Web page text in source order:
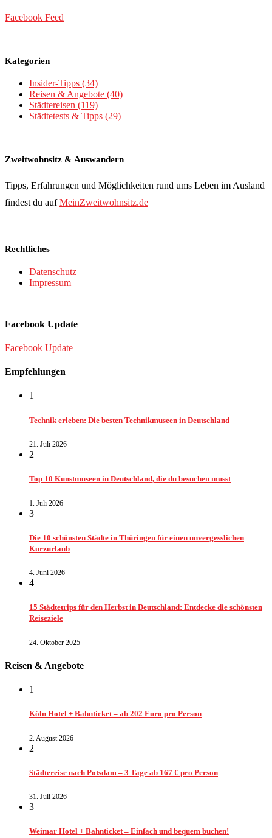
Facebook Feed
Kategorien
Insider-Tipps (34)
Reisen & Angebote (40)
Städtereisen (119)
Städtetests & Tipps (29)
Zweitwohnsitz & Auswandern
Tipps, Erfahrungen und Möglichkeiten rund ums Leben im Ausland
findest du aufMeinZweitwohnsitz.de
Rechtliches
Datenschutz
Impressum
Facebook Update
Facebook Update
Empfehlungen
1
Technik erleben: Die besten Technikmuseen in Deutschland
21. Juli 2026
2
Top 10 Kunstmuseen in Deutschland, die du besuchen musst
1. Juli 2026
3
Die 10 schönsten Städte in Thüringen für einen unvergesslichen
Kurzurlaub
4. Juni 2026
4
15 Städtetrips für den Herbst in Deutschland: Entdecke die schönsten
Reiseziele
24. Oktober 2025
Reisen & Angebote
1
Köln Hotel + Bahnticket – ab 202 Euro pro Person
2. August 2026
2
Städtereise nach Potsdam – 3 Tage ab 167 € pro Person
31. Juli 2026
3
Weimar Hotel + Bahnticket – Einfach und bequem buchen!